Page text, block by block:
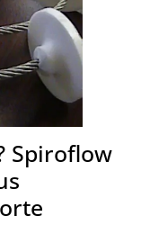
Spiroflow